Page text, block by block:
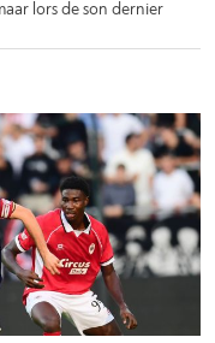
lors de son dernier